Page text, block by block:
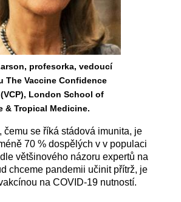
profesorka, vedoucí
The Vaccine Confidence
London School of
& Tropical Medicine.
čemu se říká stádová imunita, je
70 % dospělých v v populaci
většinového názoru expertů na
chceme pandemii učinit přítrž, je
na COVID-19 nutností.